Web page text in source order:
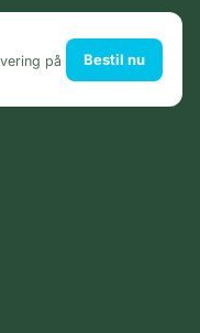
på
Bestil nu